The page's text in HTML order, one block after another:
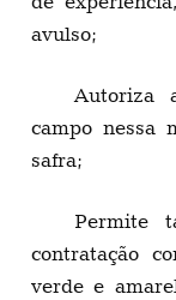
avulso;
Autoriza
campo nessa
safra;
Permite
contratação
verde e